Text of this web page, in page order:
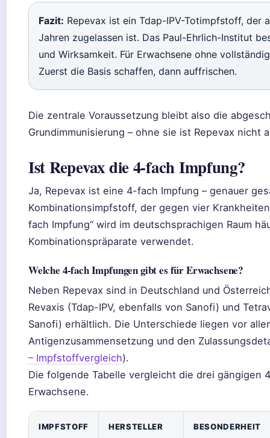
Fazit: Repevax ist ein Tdap-IPV-Totimpfstoff, der
Jahren zugelassen ist. Das Paul-Ehrlich-Institut
und Wirksamkeit. Für Erwachsene ohne
Zuerst die Basis schaffen, dann auffrischen.
Die zentrale Voraussetzung bleibt also die
Grundimmunisierung – ohne sie ist Repevax nicht
Ist Repevax die 4-fach Impfung?
Ja, Repevax ist eine 4-fach Impfung – genauer
Kombinationsimpfstoff, der gegen vier
fach Impfung“ wird im deutschsprachigen Raum
Kombinationspräparate verwendet.
Welche 4-fach Impfungen gibt es für Erwachsene?
Neben Repevax sind in Deutschland und
Revaxis (Tdap-IPV, ebenfalls von Sanofi) und
Sanofi) erhältlich. Die Unterschiede liegen vor
Antigenzusammensetzung und den
– Impfstoffvergleich).
Die folgende Tabelle vergleicht die drei gängigen
Erwachsene.
IMPFSTOFF HERSTELLER BESONDERHEIT